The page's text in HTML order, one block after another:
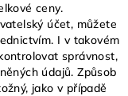
ceny.
účet, můžete
I v takovém
správnost,
údajů. Způsob
jako v případě